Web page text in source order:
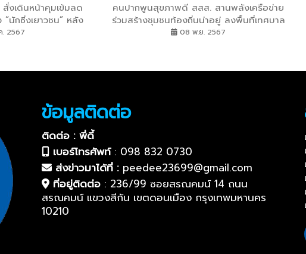
สั่งเดินหน้าคุมเข้มลด
“นักซิ่งเยาวชน” หลัง
เฉลี่ยชั่วโมงละ 3 คน
2567
คนปากพูนสุขภาพดี สสส. สานพลังเครือข่าย
ร่วมสร้างชุมชนท้องถิ่นน่าอยู่ ลงพื้นที่เทศบาล
เมืองปากพูน
08 พ.ย. 2567
ข้อมูลติดต่อ
ติดต่อ : พี่ดี้
เบอร์โทรศัพท์: 098 832 0730
ส่งข่าวมาได้ที่ : peedee23699@gmail.com
ที่อยู่ติดต่อ: 236/99 ซอยสรณคมน์ 14 ถนน
สรณคมน์ แขวงสีกัน เขตดอนเมือง กรุงเทพมหานคร
10210